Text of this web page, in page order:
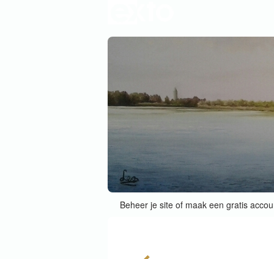
Beheer je site of maak een gratis